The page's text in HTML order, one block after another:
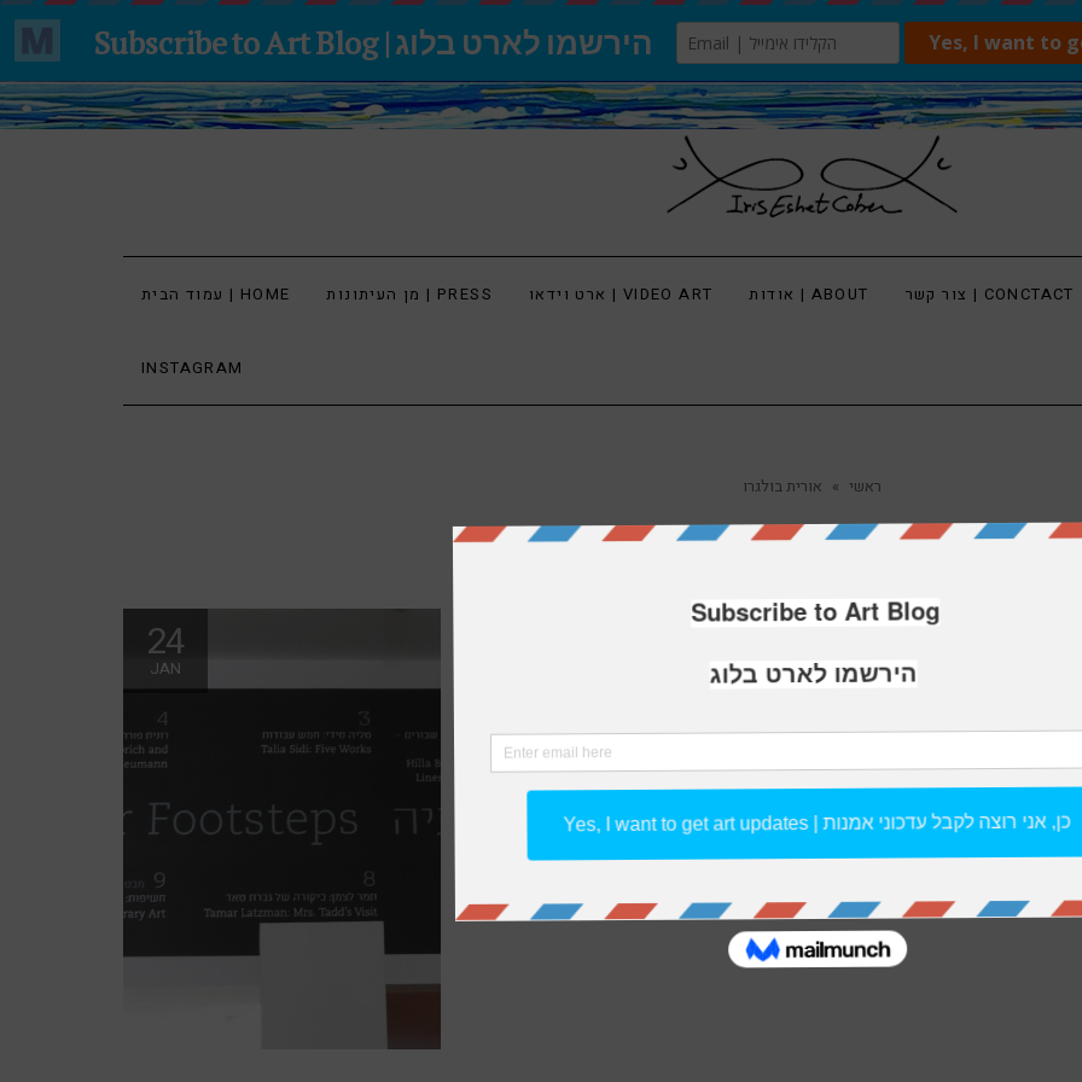
עמוד הבית | HOME מן העיתונות | PRESS ארט וידאו | VIDEO ART אודות | ABOUT צור קשר | CONCTACT
INSTAGRAM
ראשי » אורית בולגרו
ALL POSTS INאורית בולגרו
24
JAN